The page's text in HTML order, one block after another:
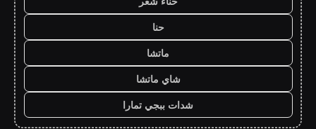
حنا
ماتشا
شاي ماتشا
شدات ببجي تمارا